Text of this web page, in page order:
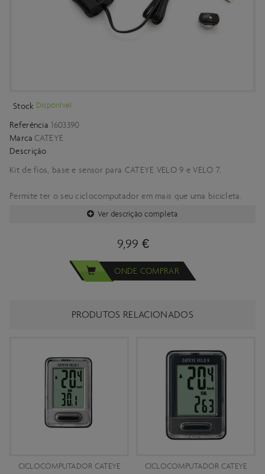
Stock Disponível
Referência 1603390
Marca CATEYE
Descrição
Kit de fios, base e sensor para CATEYE VELO 9 e VELO 7.
Permite ter o seu ciclocomputador em mais que uma bicicleta.
Ver descrição completa
9,99 €
ONDE COMPRAR
PRODUTOS RELACIONADOS
CICLOCOMPUTADOR CATEYE
CICLOCOMPUTADOR CATEYE